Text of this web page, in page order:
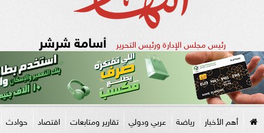
رئيس مجلس الإدارة ورئيس التحرير أسامة شرشر
أهم الأخبار رياضة عربي ودولي تقارير ومتابعات اقتصاد حوادث